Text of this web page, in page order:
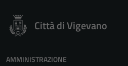
Città di Vigevano
AMMINISTRAZIONE